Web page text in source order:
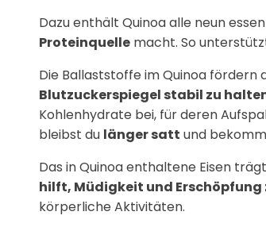
Dazu enthält Quinoa alle neun
Proteinquelle macht. So
Die Ballaststoffe im Quinoa fördern
Blutzuckerspiegel stabil zu
Kohlenhydrate bei, für deren
bleibst du länger satt und
Das in Quinoa enthaltene Eisen
hilft, Müdigkeit und Erschöpfung
körperliche Aktivitäten.